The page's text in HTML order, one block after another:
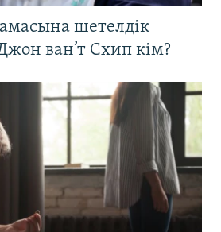
шетелдік
ван’т Схип кім?